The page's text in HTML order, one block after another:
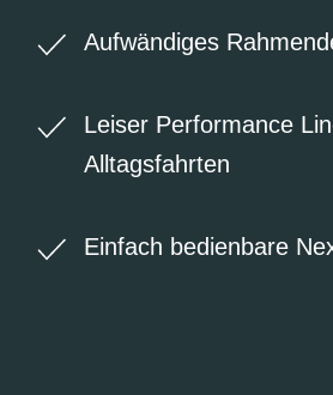
Aufwändiges
Leiser Performance
Alltagsfahrten
Einfach bedienbare